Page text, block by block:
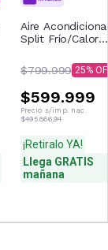
Aire
Split Frío/Calor
2900F
$799.999 25
$599.999
Precio s/imp. nac.
$495.866,94
¡Retiralo YA!
Llega GRATIS
mañana